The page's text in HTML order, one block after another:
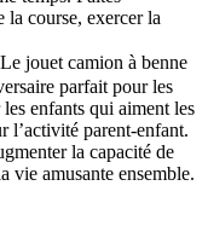
la course, exercer la
jouet camion à benne
parfait pour les
enfants qui aiment les
l’activité parent-enfant.
la capacité de
vie amusante ensemble.